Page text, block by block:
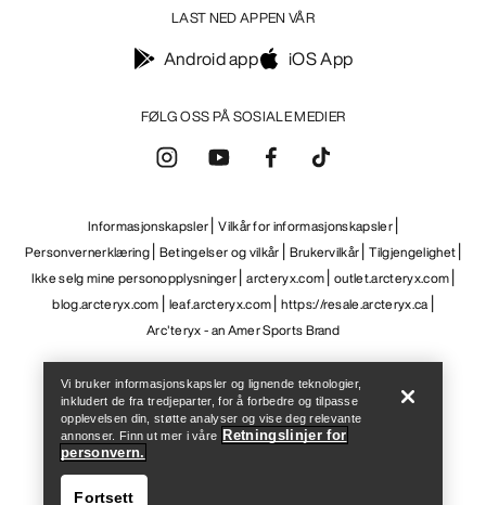
Help
FØLG OSS PÅ SOSIALE MEDIER
LAST NED APPEN VÅR
Android app iOS App
Informasjonskapsler Vilkår for informasjonskapsler
Personvernerklæring Betingelser og vilkår Brukervilkår Tilgjengelighet
Ikke selg mine personopplysninger arcteryx.com outlet.arcteryx.com
blog.arcteryx.com leaf.arcteryx.com https://resale.arcteryx.ca
Arc'teryx - an Amer Sports Brand
Vi bruker informasjonskapsler og lignende teknologier,
inkludert de fra tredjeparter, for å forbedre og tilpasse
opplevelsen din, støtte analyser og vise deg relevante
annonser. Finn ut mer i våre Retningslinjer for
personvern.
Fortsett